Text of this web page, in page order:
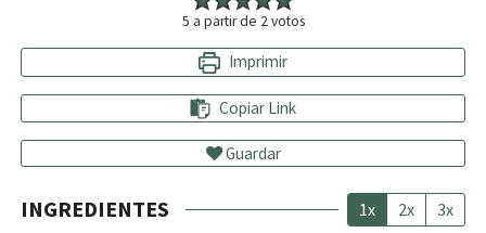
5 a partir de 2votos
Imprimir
Copiar Link
Guardar
INGREDIENTES 1x 2x 3x